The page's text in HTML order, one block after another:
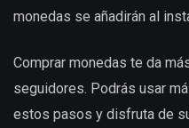
monedas se añadirán al
Comprar monedas te da
seguidores. Podrás usar
estos pasos y disfruta de